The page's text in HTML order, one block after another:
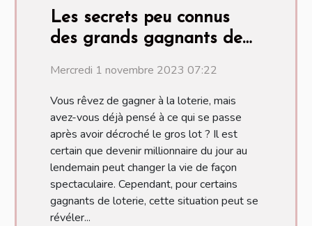
Les secrets peu connus
des grands gagnants de
Mercredi 1 novembre 2023 07:22
Vous rêvez de gagner à la loterie, mais
avez-vous déjà pensé à ce qui se passe
après avoir décroché le gros lot ? Il est
certain que devenir millionnaire du jour au
lendemain peut changer la vie de façon
spectaculaire. Cependant, pour certains
gagnants de loterie, cette situation peut se
révéler...